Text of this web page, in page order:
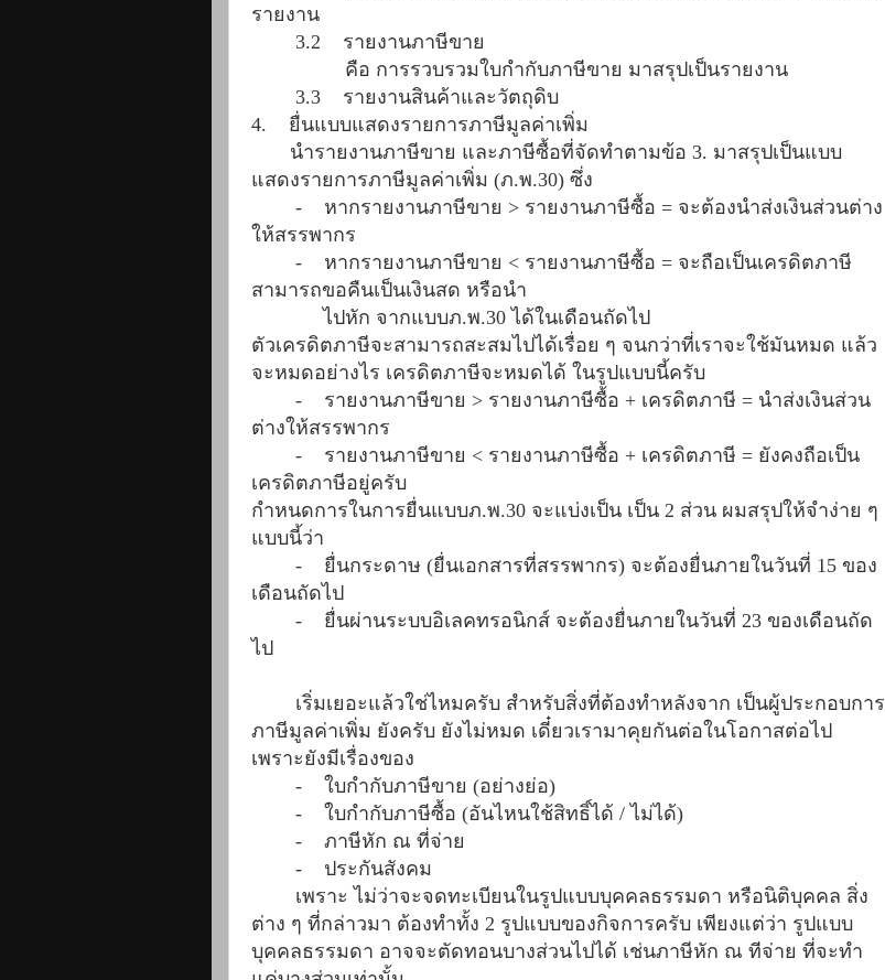
รายงาน
3.2
รายงานภาษีขาย
คือ การรวบรวมใบกำกับภาษีขาย มาสรุปเป็นรายงาน
3.3 รายงานสินค้าและวัตถุดิบ
4. ยื่นแบบแสดงรายการภาษีมูลค่าเพิ่ม
นำรายงานภาษีขาย และภาษีซื้อที่จัดทำตามข้อ 3. มาสรุปเป็นแบบ
แสดงรายการภาษีมูลค่าเพิ่ม (ภ.พ.30) ซึ่ง
- หากรายงานภาษีขาย > รายงานภาษีซื้อ = จะต้องนำส่งเงินส่วนต่าง
ให้สรรพากร
- หากรายงานภาษีขาย < รายงานภาษีซื้อ = จะถือเป็นเครดิตภาษี
สามารถขอคืนเป็นเงินสด หรือนำ
ไปหัก จากแบบภ.พ.30 ได้ในเดือนถัดไป
ตัวเครดิตภาษีจะสามารถสะสมไปได้เรื่อย ๆ จนกว่าที่เราจะใช้มันหมด แล้ว
จะหมดอย่างไร เครดิตภาษีจะหมดได้ ในรูปแบบนี้ครับ
- รายงานภาษีขาย > รายงานภาษีซื้อ + เครดิตภาษี = นำส่งเงินส่วน
ต่างให้สรรพากร
- รายงานภาษีขาย < รายงานภาษีซื้อ + เครดิตภาษี = ยังคงถือเป็น
เครดิตภาษีอยู่ครับ
กำหนดการในการยื่นแบบภ.พ.30 จะแบ่งเป็น เป็น 2 ส่วน ผมสรุปให้จำง่าย ๆ
แบบนี้ว่า
- ยื่นกระดาษ (ยื่นเอกสารที่สรรพากร) จะต้องยื่นภายในวันที่ 15 ของ
เดือนถัดไป
- ยื่นผ่านระบบอิเลคทรอนิกส์ จะต้องยื่นภายในวันที่ 23 ของเดือนถัด
ไป
เริ่มเยอะแล้วใช่ไหมครับ สำหรับสิ่งที่ต้องทำหลังจาก เป็นผู้ประกอบการ
ภาษีมูลค่าเพิ่ม ยังครับ ยังไม่หมด เดี๋ยวเรามาคุยกันต่อในโอกาสต่อไป
เพราะยังมีเรื่องของ
-
ใบกำกับภาษีขาย (อย่างย่อ)
- ใบกำกับภาษีซื้อ (อันไหนใช้สิทธิ์ได้ / ไม่ได้)
- ภาษีหัก ณ ที่จ่าย
- ประกันสังคม
เพราะ ไม่ว่าจะจดทะเบียนในรูปแบบบุคคลธรรมดา หรือนิติบุคคล สิ่ง
ต่าง ๆ ที่กล่าวมา ต้องทำทั้ง 2 รูปแบบของกิจการครับ เพียงแต่ว่า รูปแบบ
บุคคลธรรมดา อาจจะตัดทอนบางส่วนไปได้ เช่นภาษีหัก ณ ทีจ่าย ที่จะทำ